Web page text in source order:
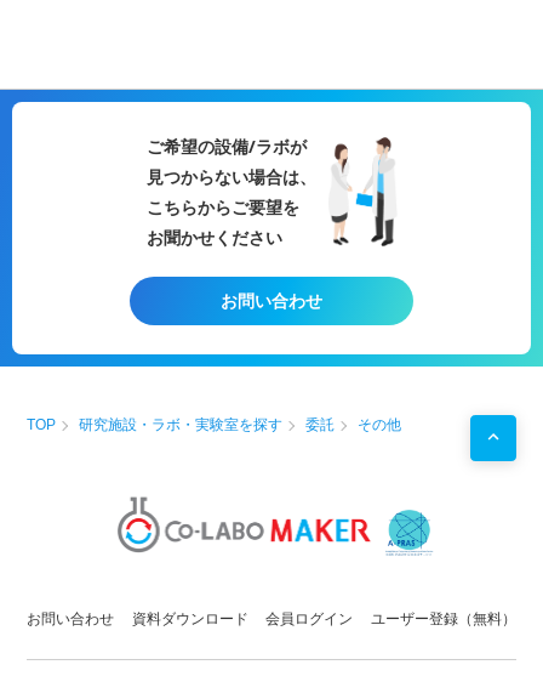
ご希望の設備/ラボが
見つからない場合は、
こちらからご要望を
お聞かせください
お問い合わせ
TOP 研究施設・ラボ・実験室を探す 委託 その他
お問い合わせ 資料ダウンロード 会員ログイン ユーザー登録（無料）